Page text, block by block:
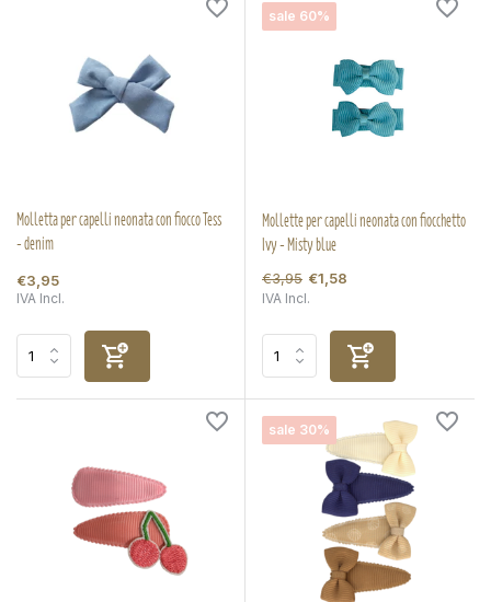
Molletta per capelli neonata con fiocco Tess
- denim
€3,95
IVA Incl.
sale 60%
Mollette per capelli neonata con fiocchetto
Ivy - Misty blue
€3,95 €1,58
IVA Incl.
sale 30%